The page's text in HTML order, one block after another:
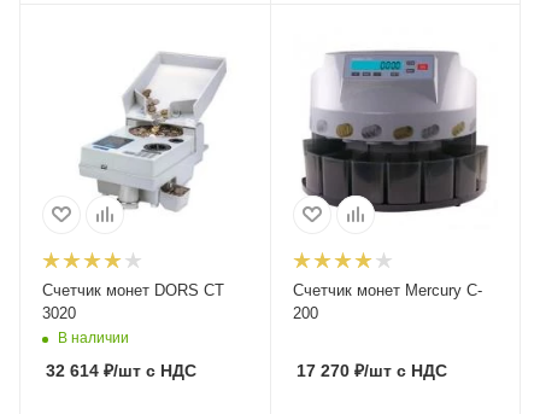
Счетчик монет DORS CT
3020
В наличии
32 614 ₽/шт с НДС
Счетчик монет Mercury C-
200
17 270₽/штс НДС